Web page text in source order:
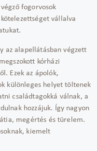
fogorvosok
vállalva
az alapellátásban végzett
kórházi
Ezek az ápolók,
különleges helyet töltenek
családtagokká válnak, a
hozzájuk. Így nagyon
megértés és türelem.
kiemelt